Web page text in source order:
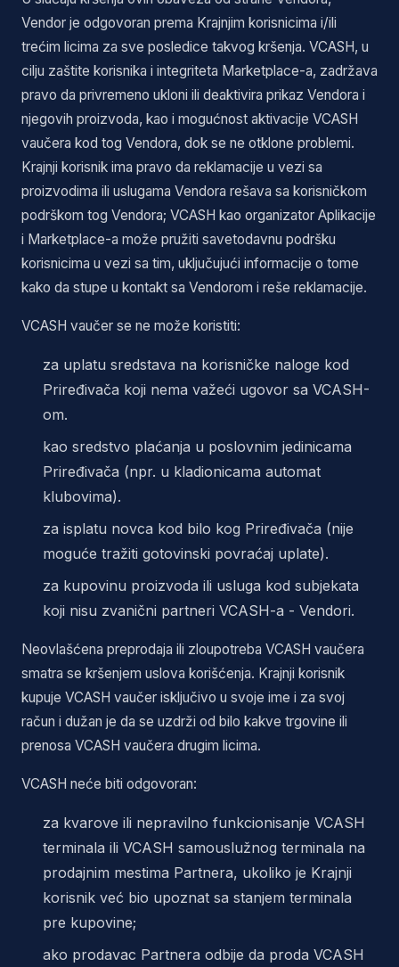
Vendor je odgovoran prema Krajnjim korisnicima i/ili
trećim licima za sve posledice takvog kršenja. VCASH, u
cilju zaštite korisnika i integriteta Marketplace-a, zadržava
pravo da privremeno ukloni ili deaktivira prikaz Vendora i
njegovih proizvoda, kao i mogućnost aktivacije VCASH
vaučera kod tog Vendora, dok se ne otklone problemi.
Krajnji korisnik ima pravo da reklamacije u vezi sa
proizvodima ili uslugama Vendora rešava sa korisničkom
podrškom tog Vendora; VCASH kao organizator Aplikacije
i Marketplace-a može pružiti savetodavnu podršku
korisnicima u vezi sa tim, uključujući informacije o tome
kako da stupe u kontakt sa Vendorom i reše reklamacije.
VCASH vaučer se ne može koristiti:
za uplatu sredstava na korisničke naloge kod
Priređivača koji nema važeći ugovor sa VCASH-
om.
kao sredstvo plaćanja u poslovnim jedinicama
Priređivača (npr. u kladionicama automat
klubovima).
za isplatu novca kod bilo kog Priređivača (nije
moguće tražiti gotovinski povraćaj uplate).
za kupovinu proizvoda ili usluga kod subjekata
koji nisu zvanični partneri VCASH-a - Vendori.
Neovlašćena preprodaja ili zloupotreba VCASH vaučera
smatra se kršenjem uslova korišćenja. Krajnji korisnik
kupuje VCASH vaučer isključivo u svoje ime i za svoj
račun i dužan je da se uzdrži od bilo kakve trgovine ili
prenosa VCASH vaučera drugim licima.
VCASH neće biti odgovoran:
za kvarove ili nepravilno funkcionisanje VCASH
terminala ili VCASH samouslužnog terminala na
prodajnim mestima Partnera, ukoliko je Krajnji
korisnik već bio upoznat sa stanjem terminala
pre kupovine;
ako prodavac Partnera odbije da proda VCASH